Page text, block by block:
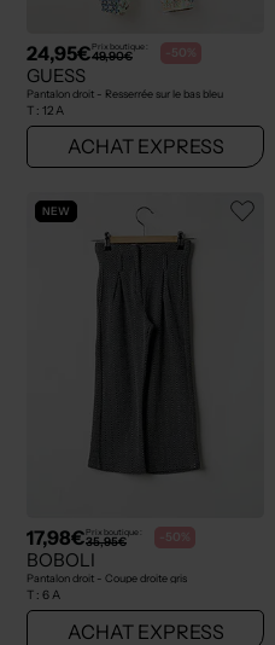
24,95€Prix boutique :
49,90€ -50%
GUESS
Pantalon droit - Resserrée sur le bas bleu
T : 12 A
ACHAT EXPRESS
NEW
17,98€Prix boutique :
35,95€ -50%
BOBOLI
Pantalon droit - Coupe droite gris
T : 6 A
ACHAT EXPRESS